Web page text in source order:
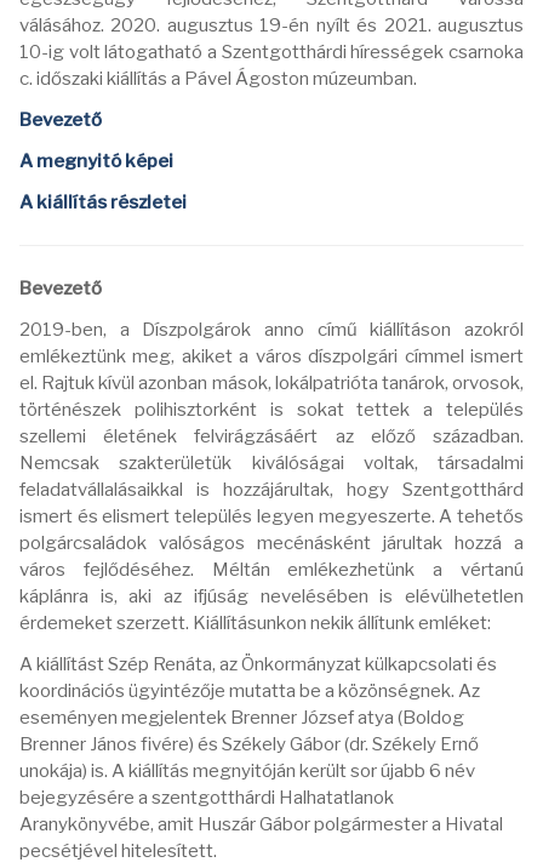
válásához. 2020. augusztus 19-én nyílt és 2021. augusztus
10-ig volt látogatható a Szentgotthárdi hírességek csarnoka
c. időszaki kiállítás a Pável Ágoston múzeumban.
Bevezető
A megnyitó képei
A kiállítás részletei
Bevezető
2019-ben, a Díszpolgárok anno című kiállításon azokról
emlékeztünk meg, akiket a város díszpolgári címmel ismert
el. Rajtuk kívül azonban mások, lokálpatrióta tanárok, orvosok,
történészek polihisztorként is sokat tettek a település
szellemi életének felvirágzásáért az előző században.
Nemcsak szakterületük kiválóságai voltak, társadalmi
feladatvállalásaikkal is hozzájárultak, hogy Szentgotthárd
ismert és elismert település legyen megyeszerte. A tehetős
polgárcsaládok valóságos mecénásként járultak hozzá a
város fejlődéséhez. Méltán emlékezhetünk a vértanú
káplánra is, aki az ifjúság nevelésében is elévülhetetlen
érdemeket szerzett. Kiállításunkon nekik állítunk emléket:
A kiállítást Szép Renáta, az Önkormányzat külkapcsolati és
koordinációs ügyintézője mutatta be a közönségnek. Az
eseményen megjelentek Brenner József atya (Boldog
Brenner János fivére) és Székely Gábor (dr. Székely Ernő
unokája) is. A kiállítás megnyitóján került sor újabb 6 név
bejegyzésére a szentgotthárdi Halhatatlanok
Aranykönyvébe, amit Huszár Gábor polgármester a Hivatal
pecsétjével hitelesített.